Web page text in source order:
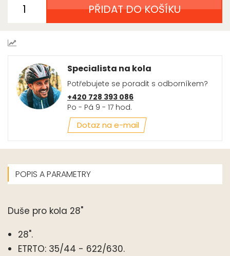
PŘIDAT DO KOŠÍKU
Specialista na kola
Potřebujete se poradit s odborníkem?
+420 728 393 086
Po - Pá 9 - 17 hod.
Dotaz na e-mail
POPIS A PARAMETRY
Duše pro kola 28"
28".
ETRTO: 35/44 - 622/630.